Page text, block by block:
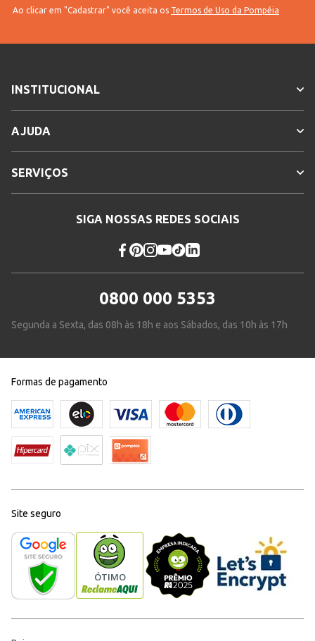
Ao clicar em "Cadastrar" você aceita os Termos de Uso da Pompéia
INSTITUCIONAL
AJUDA
SERVIÇOS
SIGA NOSSAS REDES SOCIAIS
0800 000 5353
Segunda a Sexta, das 08h às 18h e aos Sábados, das 10h às 17h
Formas de pagamento
Site seguro